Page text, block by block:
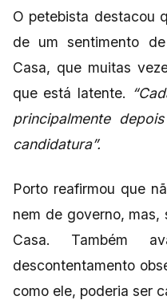
O petebista destacou
de um sentimento
Casa, que muitas
que está latente.
principalmente
candidatura”.
Porto reafirmou que
nem de governo,
Casa. Também
descontentamento
como ele, poderia ser